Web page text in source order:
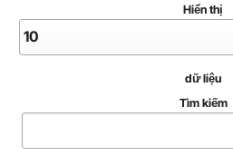
Hiển thị
dữ liệu
Tìm kiếm